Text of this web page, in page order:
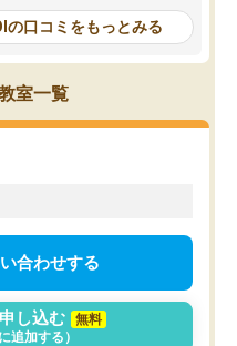
てく
ただ
自己
なに
よか
習
りま
で、AO入試を改めて知
それに対しての具体的な
ことでした。更に子供の
けてらっしゃいますので
の口コミをもっとみる
室一覧
合わせする
し込む
無料
追加する）